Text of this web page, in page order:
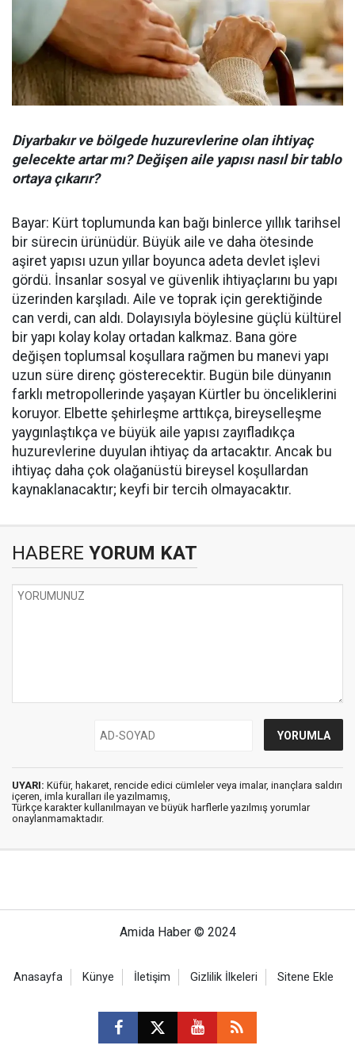
Diyarbakır ve bölgede huzurevlerine olan ihtiyaç
gelecekte artar mı? Değişen aile yapısı nasıl bir tablo
ortaya çıkarır?
Bayar: Kürt toplumunda kan bağı binlerce yıllık tarihsel
bir sürecin ürünüdür. Büyük aile ve daha ötesinde
aşiret yapısı uzun yıllar boyunca adeta devlet işlevi
gördü. İnsanlar sosyal ve güvenlik ihtiyaçlarını bu yapı
üzerinden karşıladı. Aile ve toprak için gerektiğinde
can verdi, can aldı. Dolayısıyla böylesine güçlü kültürel
bir yapı kolay kolay ortadan kalkmaz. Bana göre
değişen toplumsal koşullara rağmen bu manevi yapı
uzun süre direnç gösterecektir. Bugün bile dünyanın
farklı metropollerinde yaşayan Kürtler bu önceliklerini
koruyor. Elbette şehirleşme arttıkça, bireyselleşme
yaygınlaştıkça ve büyük aile yapısı zayıfladıkça
huzurevlerine duyulan ihtiyaç da artacaktır. Ancak bu
ihtiyaç daha çok olağanüstü bireysel koşullardan
kaynaklanacaktır; keyfi bir tercih olmayacaktır.
HABERE YORUM KAT
UYARI: Küfür, hakaret, rencide edici cümleler veya imalar, inançlara saldırı
içeren, imla kuralları ile yazılmamış,
Türkçe karakter kullanılmayan ve büyük harflerle yazılmış yorumlar
onaylanmamaktadır.
Amida Haber © 2024
Anasayfa Künye İletişim Gizlilik İlkeleri Sitene Ekle